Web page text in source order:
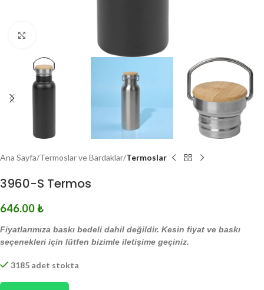
Ana Sayfa Termoslar ve Bardaklar Termoslar
3960-S Termos
646.00₺
Fiyatlarımıza baskı bedeli dahil değildir. Kesin fiyat ve baskı
seçenekleri için lütfen bizimle iletişime geçiniz.
3185 adet stokta